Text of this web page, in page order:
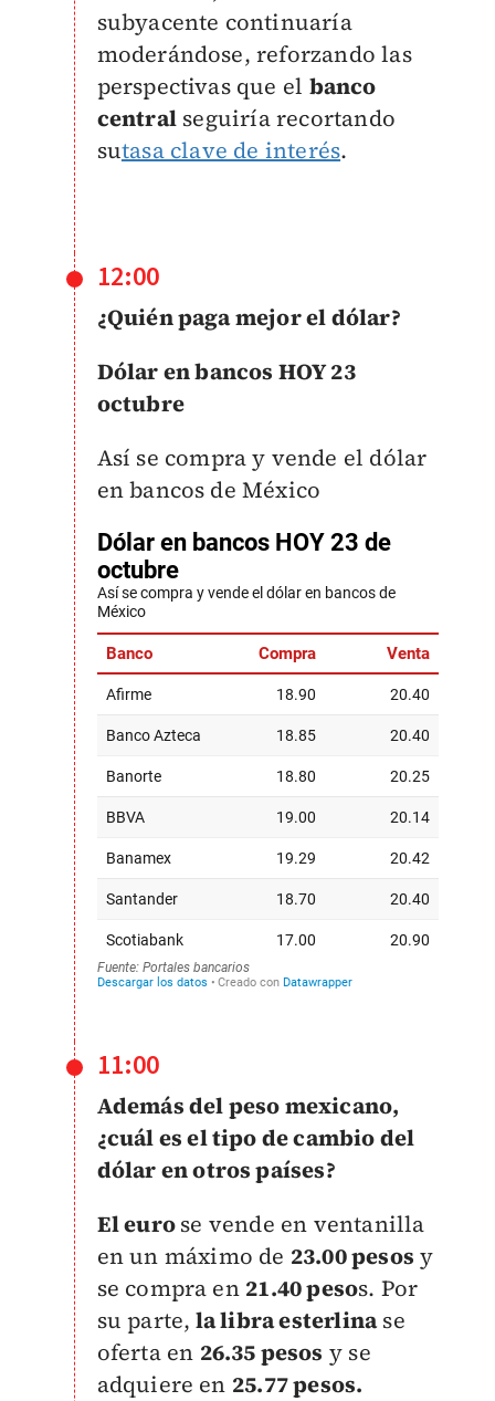
subyacente continuaría
moderándose, reforzando las
perspectivas que el banco
centralseguiría recortando
sutasa clave de interés.
12:00
¿Quién paga mejor el dólar?
Dólar en bancos HOY 23
octubre
Así se compra y vende el dólar
en bancos de México
11:00
Además del peso mexicano,
¿cuál es el tipo de cambio del
dólar en otros países?
El eurose vende en ventanilla
en un máximo de 23.00 pesos y
se compra en 21.40 pesos. Por
su parte, la libra esterlinase
oferta en 26.35 pesos y se
adquiere en 25.77 pesos.